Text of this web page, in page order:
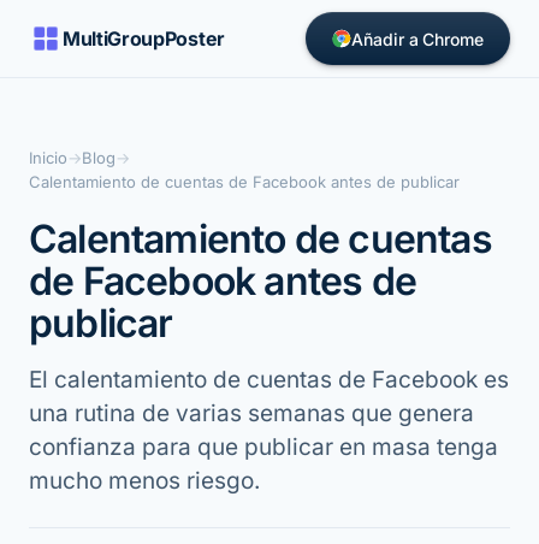
MultiGroupPoster Añadir a Chrome
Inicio→Blog→
Calentamiento de cuentas de Facebook antes de publicar
Calentamiento de cuentas
de Facebook antes de
publicar
El calentamiento de cuentas de Facebook es
una rutina de varias semanas que genera
confianza para que publicar en masa tenga
mucho menos riesgo.